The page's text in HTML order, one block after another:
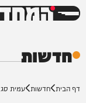
המחדש
חדשות
דף הבית חדשות עמית